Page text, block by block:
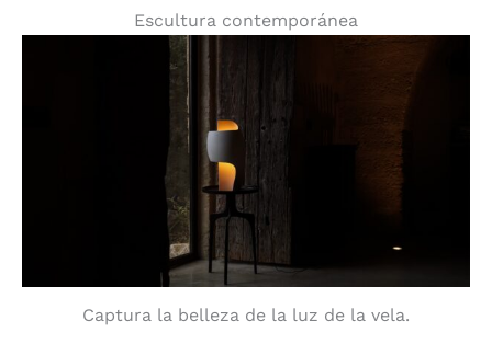
Escultura contemporánea
Captura la belleza de la luz de la vela.